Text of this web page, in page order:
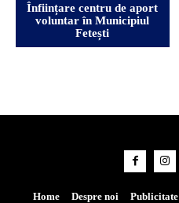
Înființare centru de aport
voluntar în Municipiul
Fetești
Home Despre noi Publicitate